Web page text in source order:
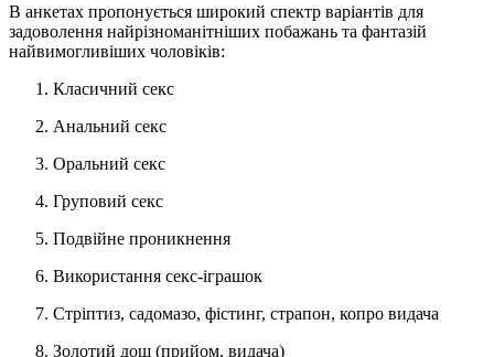
В анкетах пропонується широкий спектр варіантів для
задоволення найрізноманітніших побажань та фантазій
найвимогливіших чоловіків:
Класичний секс
Анальний секс
Оральний секс
Груповий секс
Подвійне проникнення
Використання секс-іграшок
Стріптиз, садомазо, фістинг, страпон, копро видача
Золотий дощ (прийом, видача)